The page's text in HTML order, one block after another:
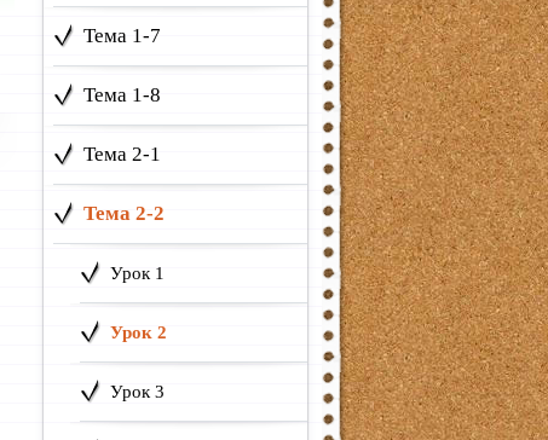
Тема 1-7
Тема 1-8
Тема 2-1
Тема 2-2
Урок 1
Урок 2
Урок 3